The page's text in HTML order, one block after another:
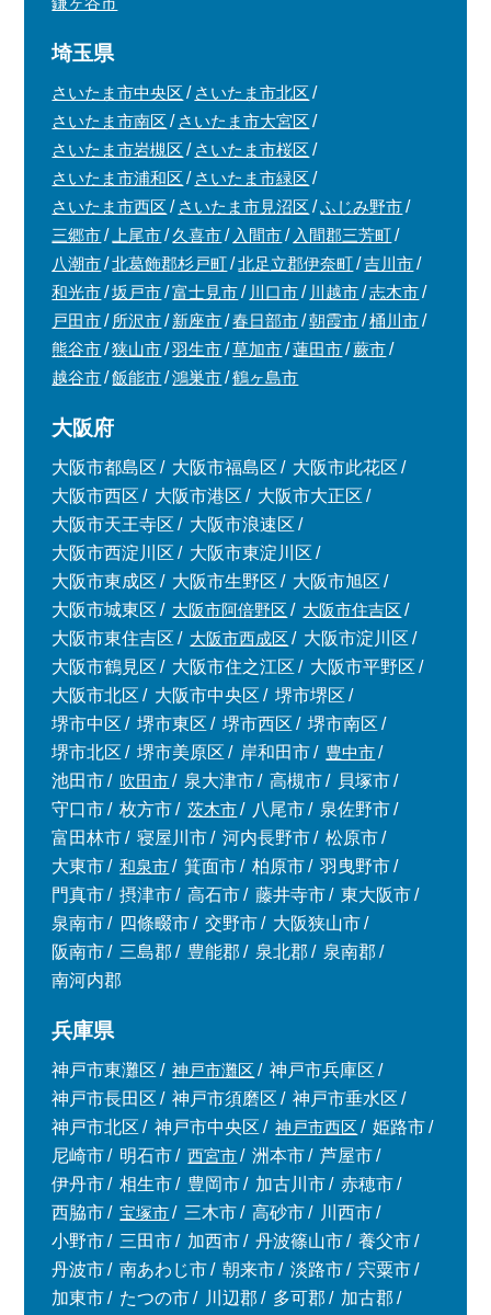
埼玉県
さいたま市中央区
さいたま市北区
さいたま市南区
さいたま市大宮区
さいたま市岩槻区
さいたま市桜区
さいたま市浦和区
さいたま市緑区
さいたま市西区
さいたま市見沼区
ふじみ野市
三郷市
上尾市 久喜市 入間市
入間郡三芳町
八潮市
北葛飾郡杉戸町 北足立郡伊奈町
吉川市
和光市
坂戸市 富士見市 川口市 川越市
志木市
戸田市
所沢市 新座市 春日部市 朝霞市
桶川市
熊谷市
狭山市 羽生市 草加市 蓮田市
蕨市
越谷市
飯能市 鴻巣市 鶴ヶ島市
大阪府
大阪市都島区 大阪市福島区
大阪市此花区
大阪市西区
大阪市港区
大阪市大正区
大阪市天王寺区
大阪市浪速区
大阪市西淀川区
大阪市東淀川区
大阪市東成区
大阪市生野区
大阪市旭区
大阪市城東区
大阪市阿倍野区
大阪市住吉区
大阪市東住吉区
大阪市西成区
大阪市淀川区
大阪市鶴見区
大阪市住之江区
大阪市平野区
大阪市北区
大阪市中央区
堺市堺区
堺市中区
堺市東区 堺市西区
堺市南区
堺市北区
堺市美原区 岸和田市
豊中市
池田市
吹田市 泉大津市 高槻市
貝塚市
守口市
枚方市 茨木市 八尾市
泉佐野市
富田林市
寝屋川市 河内長野市
松原市
大東市
和泉市 箕面市 柏原市
羽曳野市
門真市
摂津市 高石市 藤井寺市
東大阪市
泉南市
四條畷市 交野市
大阪狭山市
阪南市
三島郡 豊能郡 泉北郡
泉南郡
南河内郡
兵庫県
神戸市東灘区 神戸市灘区
神戸市兵庫区
神戸市長田区
神戸市須磨区
神戸市垂水区
神戸市北区
神戸市中央区 神戸市西区
姫路市
尼崎市
明石市 西宮市 洲本市
芦屋市
伊丹市
相生市 豊岡市 加古川市
赤穂市
西脇市
宝塚市 三木市 高砂市
川西市
小野市
三田市 加西市 丹波篠山市
養父市
丹波市
南あわじ市 朝来市 淡路市
宍粟市
加東市
たつの市 川辺郡 多可郡
加古郡